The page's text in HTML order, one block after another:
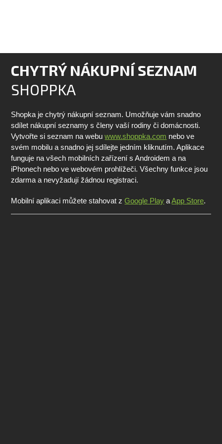
CHYTRÝ NÁKUPNÍ SEZNAM
SHOPPKA
Shopka je chytrý nákupní seznam. Umožňuje vám snadno
sdílet nákupní seznamy s členy vaší rodiny či domácnosti.
Vytvořte si seznam na webuwww.shoppka.com nebo ve
svém mobilu a snadno jej sdílejte jedním kliknutím. Aplikace
funguje na všech mobilních zařízení s Androidem a na
iPhonech nebo ve webovém prohlížeči. Všechny funkce jsou
zdarma a nevyžadují žádnou registraci.
Mobilní aplikaci můžete stahovat zGoogle Play aApp Store.